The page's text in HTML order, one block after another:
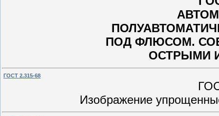
ПОД ФЛЮСОМ.
ОСТРЫМИ
ГОСТ 2.315-68
Изображение